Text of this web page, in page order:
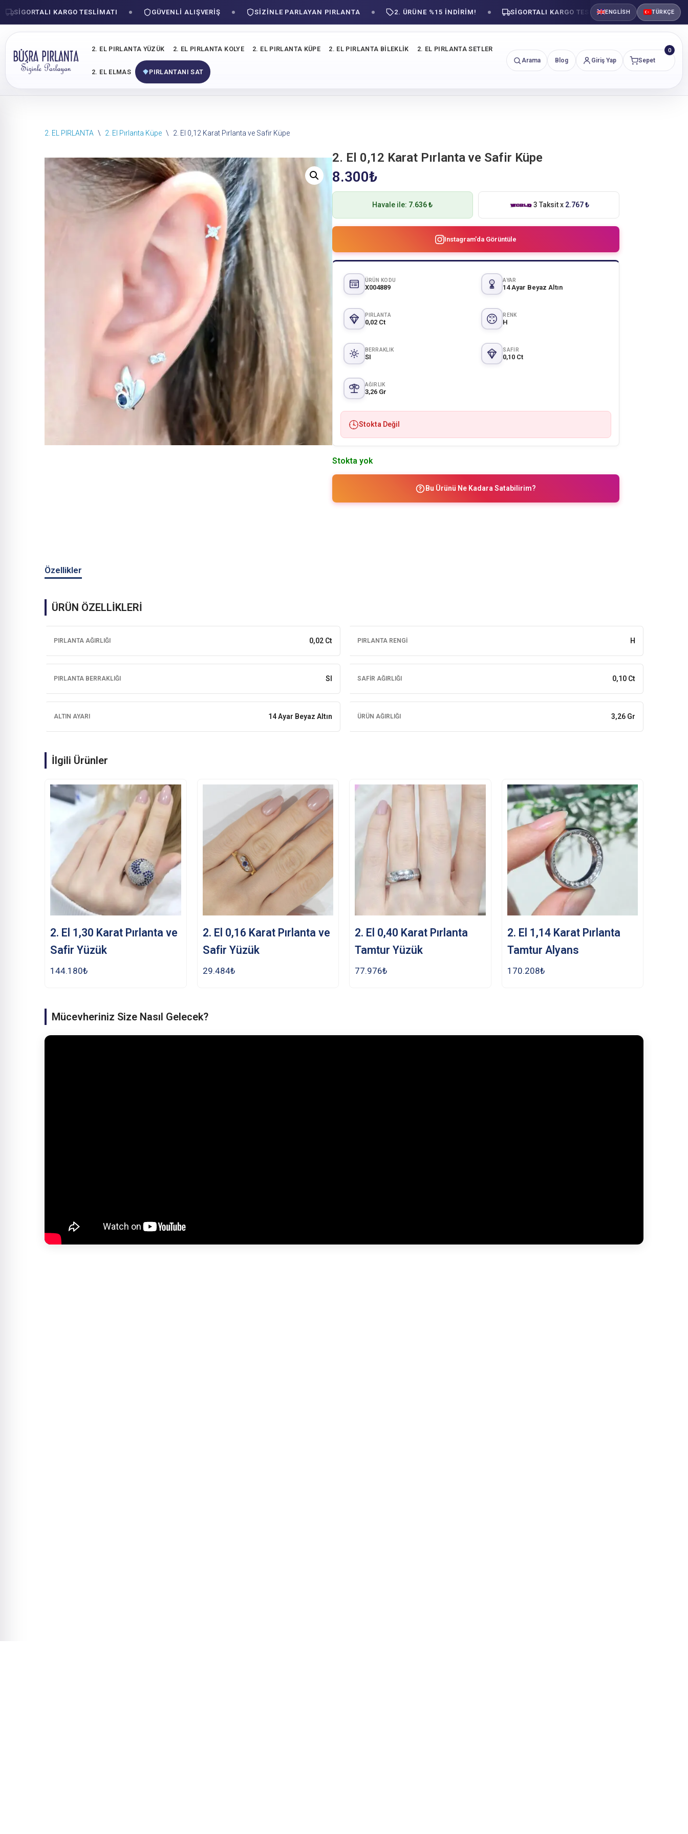
ENGLISH TÜRKÇE
KARGO TESLIMATI GÜVENLI ALIŞVERIŞ SIZINLE PARLAYAN PIRLANTA 2. ÜRÜNE %15 İNDİRİM! SIGORTALI KARGO TESLIMATI GÜVENLI
2. EL PIRLANTA YÜZÜK 2. EL PIRLANTA KOLYE 2. EL PIRLANTA KÜPE 2. EL PIRLANTA BILEKLIK 2. EL PIRLANTA SETLER
2. EL ELMAS PIRLANTANI SAT
Arama Blog Giriş Yap Sepet
0
2. EL PIRLANTA \ 2. El Pırlanta Küpe \ 2. El 0,12 Karat Pırlanta ve Safir Küpe
2. El 0,12 Karat Pırlanta ve Safir Küpe
8.300₺
Havale ile: 7.636 ₺ 3 Taksit x 2.767 ₺
Instagram'da Görüntüle
ÜRÜN KODU
X004889
AYAR
14 Ayar Beyaz Altın
PIRLANTA
0,02 Ct
RENK
H
BERRAKLIK
SI
SAFIR
0,10 Ct
AĞIRLIK
3,26 Gr
Stokta Değil
Stokta yok
Bu Ürünü Ne Kadara Satabilirim?
Özellikler
ÜRÜN ÖZELLİKLERİ
PIRLANTA AĞIRLIĞI 0,02 Ct PIRLANTA RENGI H
PIRLANTA BERRAKLIĞI SI SAFIR AĞIRLIĞI 0,10 Ct
ALTIN AYARI 14 Ayar Beyaz Altın ÜRÜN AĞIRLIĞI 3,26 Gr
İlgili Ürünler
2. El 1,30 Karat Pırlanta ve
Safir Yüzük
144.180₺
2. El 0,16 Karat Pırlanta ve
Safir Yüzük
29.484₺
2. El 0,40 Karat Pırlanta
Tamtur Yüzük
77.976₺
2. El 1,14 Karat Pırlanta
Tamtur Alyans
170.208₺
Mücevheriniz Size Nasıl Gelecek?